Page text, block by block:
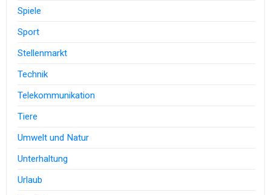
Spiele
Sport
Stellenmarkt
Technik
Telekommunikation
Tiere
Umwelt und Natur
Unterhaltung
Urlaub